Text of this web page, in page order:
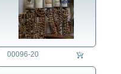
Brauchtum
Denkmalpflege
Energie
Ernährung
00096-20